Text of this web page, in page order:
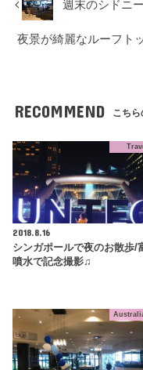
週末のシドニ
夜景が綺麗なルーフト
RECOMMEND こちら
2018.8.16
シンガポールで夜のお散歩/
噴水で記念撮影♫